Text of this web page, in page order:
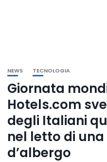
NEWS TECNOLOGIA
Giornata
Hotels.com
degli Italiani
nel letto di
d’albergo